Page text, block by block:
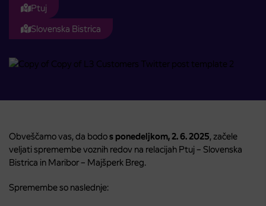
Ptuj
Slovenska Bistrica
Obveščamo vas, da bodos ponedeljkom, 2. 6. 2025, začele
veljati spremembe voznih redov na relacijah Ptuj – Slovenska
Bistrica in Maribor – Majšperk Breg.
Spremembe so naslednje: